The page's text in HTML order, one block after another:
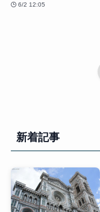
6/2 12:05
新着記事